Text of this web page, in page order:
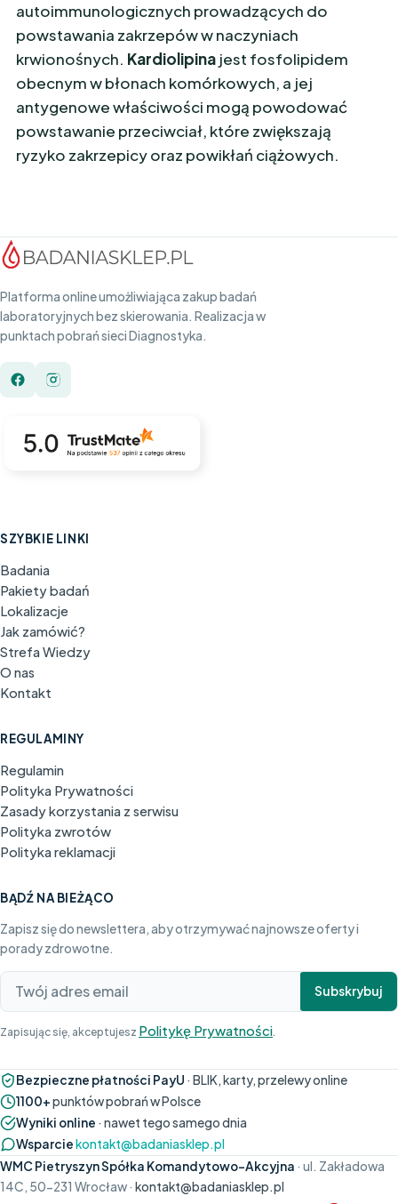
autoimmunologicznych prowadzących do
powstawania zakrzepów w naczyniach
krwionośnych. Kardiolipina jest fosfolipidem
obecnym w błonach komórkowych, a jej
antygenowe właściwości mogą powodować
powstawanie przeciwciał, które zwiększają
ryzyko zakrzepicy oraz powikłań ciążowych.
Platforma online umożliwiająca zakup badań
laboratoryjnych bez skierowania. Realizacja w
punktach pobrań sieci Diagnostyka.
SZYBKIE LINKI
Badania
Pakiety badań
Lokalizacje
Jak zamówić?
Strefa Wiedzy
O nas
Kontakt
REGULAMINY
Regulamin
Polityka Prywatności
Zasady korzystania z serwisu
Polityka zwrotów
Polityka reklamacji
BĄDŹ NA BIEŻĄCO
Zapisz się do newslettera, aby otrzymywać najnowsze oferty i
porady zdrowotne.
Subskrybuj
Zapisując się, akceptujesz Politykę Prywatności.
Bezpieczne płatności PayU · BLIK, karty, przelewy online
1100+punktów pobrań w Polsce
Wyniki online · nawet tego samego dnia
Wsparciekontakt@badaniasklep.pl
WMC Pietryszyn Spółka Komandytowo-Akcyjna · ul. Zakładowa
14C, 50-231 Wrocław · kontakt@badaniasklep.pl